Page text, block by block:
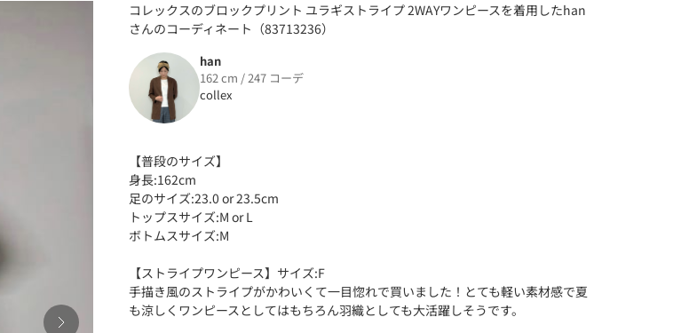
コレックスのブロックプリント ユラギストライプ 2WAYワンピースを着用したhan
さんのコーディネート（83713236）
han
162 cm / 247 コーデ
collex
【普段のサイズ】
身長:162cm
足のサイズ:23.0 or 23.5cm
トップスサイズ:M or L
ボトムスサイズ:M
【ストライプワンピース】サイズ:F
手描き風のストライプがかわいくて一目惚れで買いました！とても軽い素材感で夏
も涼しくワンピースとしてはもちろん羽織としても大活躍しそうです。